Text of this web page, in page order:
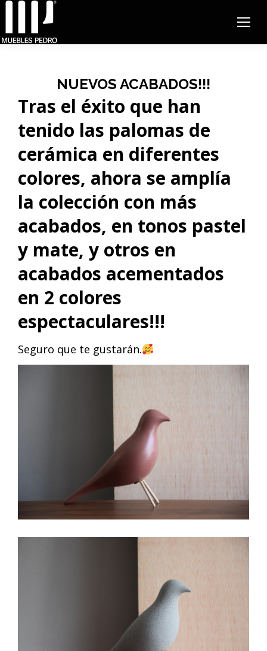
NUEVOS ACABADOS!!!
Tras el éxito que han
tenido las palomas de
cerámica en diferentes
colores, ahora se amplía
la colección con más
acabados, en tonos pastel
y mate, y otros en
acabados acementados
en 2 colores
espectaculares!!!
Seguro que te gustarán.